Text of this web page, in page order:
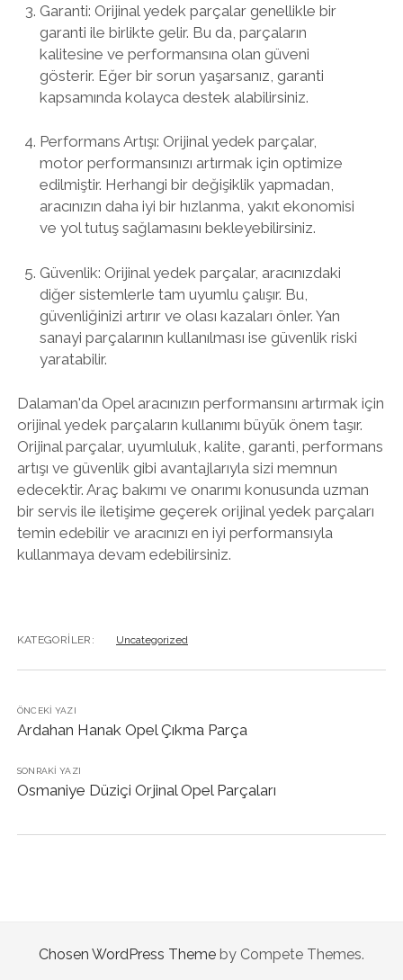
Garanti: Orijinal yedek parçalar genellikle bir
garanti ile birlikte gelir. Bu da, parçaların
kalitesine ve performansına olan güveni
gösterir. Eğer bir sorun yaşarsanız, garanti
kapsamında kolayca destek alabilirsiniz.
Performans Artışı: Orijinal yedek parçalar,
motor performansınızı artırmak için optimize
edilmiştir. Herhangi bir değişiklik yapmadan,
aracınızın daha iyi bir hızlanma, yakıt ekonomisi
ve yol tutuş sağlamasını bekleyebilirsiniz.
Güvenlik: Orijinal yedek parçalar, aracınızdaki
diğer sistemlerle tam uyumlu çalışır. Bu,
güvenliğinizi artırır ve olası kazaları önler. Yan
sanayi parçalarının kullanılması ise güvenlik riski
yaratabilir.
Dalaman'da Opel aracınızın performansını artırmak için
orijinal yedek parçaların kullanımı büyük önem taşır.
Orijinal parçalar, uyumluluk, kalite, garanti, performans
artışı ve güvenlik gibi avantajlarıyla sizi memnun
edecektir. Araç bakımı ve onarımı konusunda uzman
bir servis ile iletişime geçerek orijinal yedek parçaları
temin edebilir ve aracınızı en iyi performansıyla
kullanmaya devam edebilirsiniz.
KATEGORILER: Uncategorized
ÖNCEKI YAZI
Ardahan Hanak Opel Çıkma Parça
SONRAKI YAZI
Osmaniye Düziçi Orjinal Opel Parçaları
Chosen WordPress Theme by Compete Themes.